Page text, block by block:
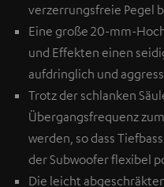
verzerrungsfreie Pegel
Eine große 20-mm-
und Effekten einen
aufdringlich und
Trotz der schlanken
Übergangsfrequenz
werden, so dass
der Subwoofer flexibel
Die leicht